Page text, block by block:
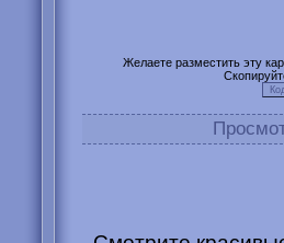
Желаете разместить эту